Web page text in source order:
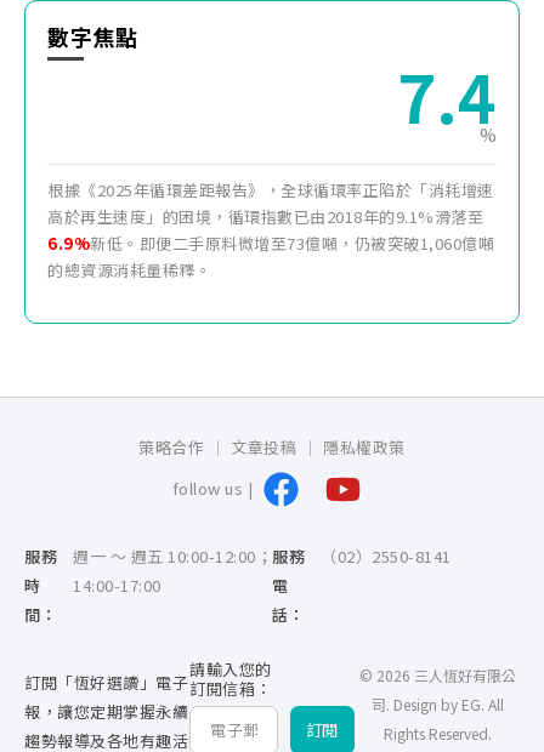
數字焦點
%
6.9
根據《2025年循環差距報告》，全球循環率正陷於「消耗增速
高於再生速度」的困境，循環指數已由2018年的9.1%滑落至
6.9%新低。即便二手原料微增至73億噸，仍被突破1,060億噸
的總資源消耗量稀釋。
服務
時
間：
週一 ～ 週五 10:00-12:00；
14:00-17:00
服務
電
話：
（02）2550-8141
訂閱「恆好選讀」電子
報，讓您定期掌握永續
趨勢報導及各地有趣活
請輸入您的
訂閱信箱：
訂閱
© 2026 三人恆好有限公
司. Design by EG. All
Rights Reserved.
策略合作 文章投稿
隱私權政策
follow us |